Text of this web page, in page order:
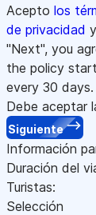
Acepto los
de privacidad y
"Next", you
the policy
every 30 days.
Debe aceptar
Siguiente
Información
Duración del
Turistas:
Selección